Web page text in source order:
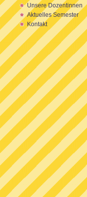
Unsere Dozentinnen
Aktuelles Semester
Kontakt